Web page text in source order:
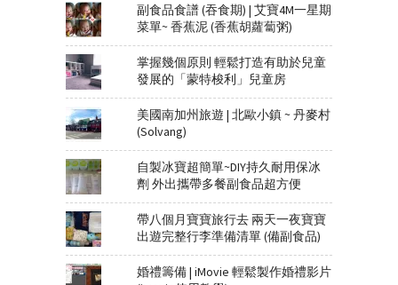
副食品食譜 (吞食期) | 艾寶4M一星期
菜單~ 香蕉泥 (香蕉胡蘿蔔粥)
掌握幾個原則 輕鬆打造有助於兒童
發展的「蒙特梭利」兒童房
美國南加州旅遊 | 北歐小鎮 ~ 丹麥村
(Solvang)
自製冰寶超簡單~DIY持久耐用保冰
劑 外出攜帶多餐副食品超方便
帶八個月寶寶旅行去 兩天一夜寶寶
出遊完整行李準備清單 (備副食品)
婚禮籌備 | iMovie 輕鬆製作婚禮影片